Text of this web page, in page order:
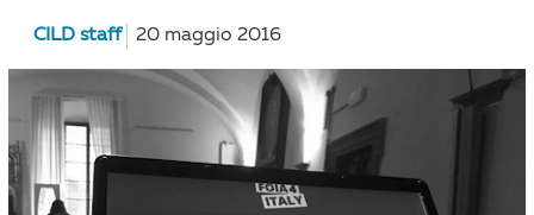
CILD staff 20 maggio 2016